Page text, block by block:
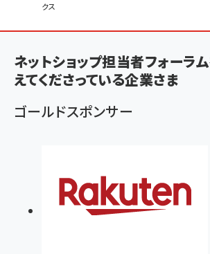
く
ず
クス
ネットショップ担当者フォーラ
えてくださっている企業さま
ゴールドスポンサー